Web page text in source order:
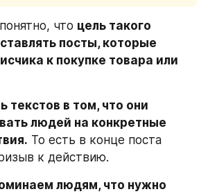
что цель такого
посты, которые
к покупке товара или
текстов в том, что они
людей на конкретные
То есть в конце поста
к действию.
людям, что нужно